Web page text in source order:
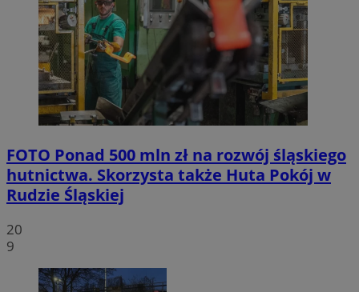
FOTO Ponad 500 mln zł na rozwój śląskiego
hutnictwa. Skorzysta także Huta Pokój w
Rudzie Śląskiej
20
9